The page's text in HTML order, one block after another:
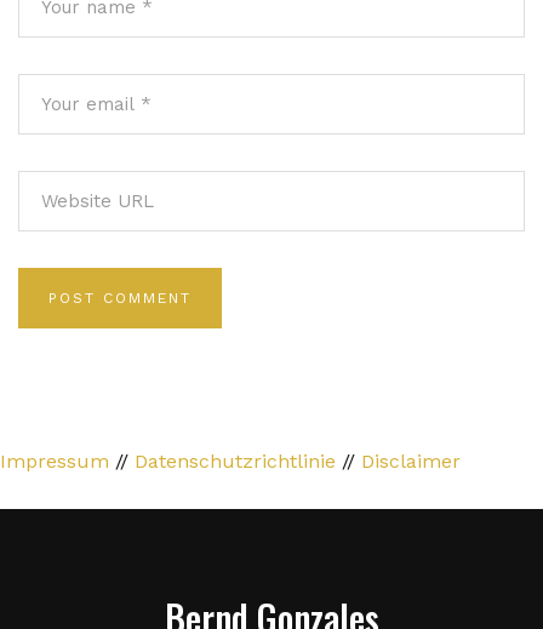
Impressum // Datenschutzrichtlinie // Disclaimer
Bernd Gonzales